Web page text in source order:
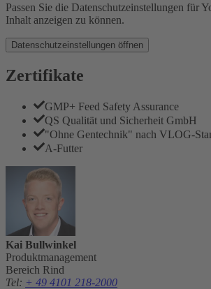
Passen Sie die Datenschutzeinstellungen für
Inhalt anzeigen zu können.
Datenschutzeinstellungen öffnen
Zertifikate
GMP+ Feed Safety Assurance
QS Qualität und Sicherheit GmbH
"Ohne Gentechnik" nach VLOG-
A-Futter
Kai Bullwinkel
Produktmanagement
Bereich Rind
Tel: + 49 4101 218-2000